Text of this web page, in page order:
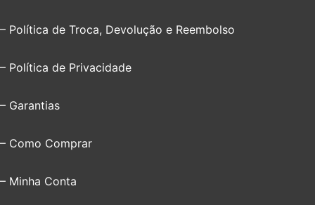
– Política de Troca, Devolução e Reembolso
– Política de Privacidade
– Garantias
– Como Comprar
– Minha Conta